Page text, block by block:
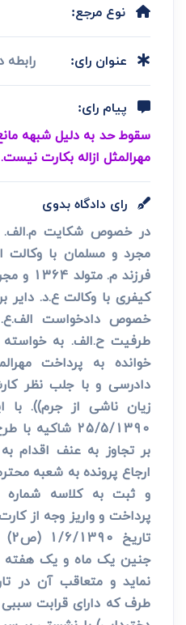
نوع مرجع:
عنوان رای:
پیام رای:
سقوط حد به دلیل شبهه
مهرالمثل ازاله بکارت نیست.
رای دادگاه بدوی
مجرد و مسلمان با
فرزند
کیفری با وکالت ع.د. دایر
خصوص دادخواست
طرفیت ح.الف. به
خوانده به پرداخت
دادرسی و با جلب نظر
زیان ناشی از جرم)). با
25/5/1390
بر تجاوز به عنف
پرداخت و واریز وجه از
طرف که دارای قرابت